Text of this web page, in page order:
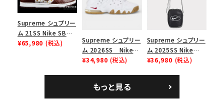
Supreme シュプリー
ム 21SS Nike SB
Dunk Low ナイキSB
¥65,980 (税込)
Supreme シュプリー
ム 2026SS Nike
SB Air Max 2 CB 94
ロー SP ホワイト
¥34,980 (税込)
Supreme シュプリー
ム 2025SS Nike
Leather Shoulder
¥36,980 (税込)
もっと見る